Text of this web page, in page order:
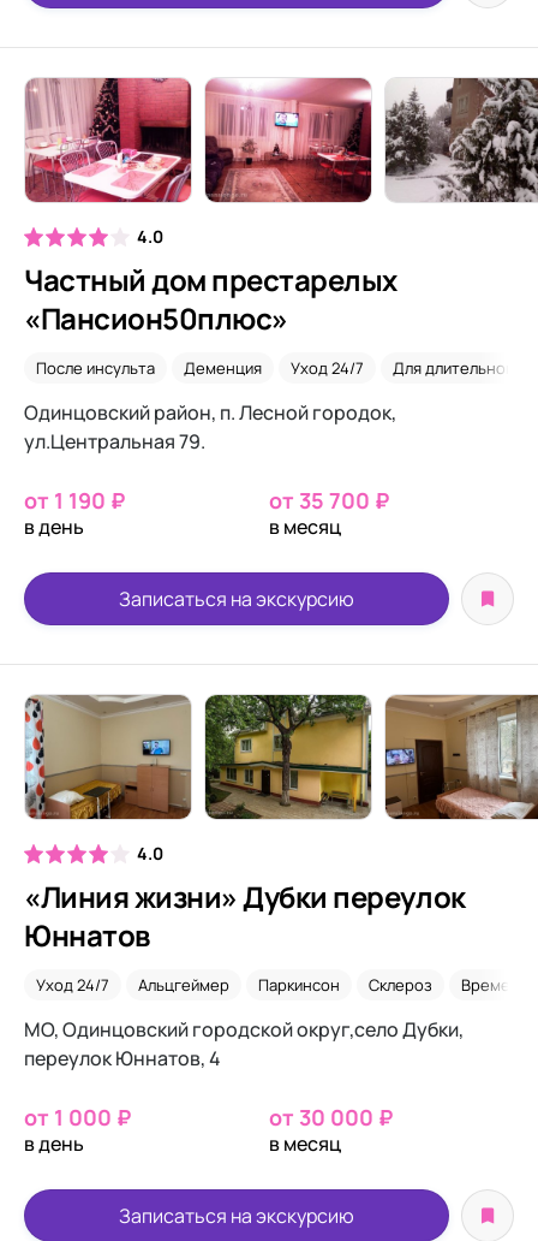
4.0
Частный дом престарелых
«Пансион50плюс»
После инсульта Деменция Уход 24/7 Для длительного
Одинцовский район, п. Лесной городок,
ул.Центральная 79.
от 1 190 ₽
в день
от 35 700 ₽
в месяц
Записаться на экскурсию
4.0
«Линия жизни» Дубки переулок
Юннатов
Уход 24/7 Альцгеймер Паркинсон Склероз
МО, Одинцовский городской округ,село Дубки,
переулок Юннатов, 4
от 1 000 ₽
в день
от 30 000 ₽
в месяц
Записаться на экскурсию